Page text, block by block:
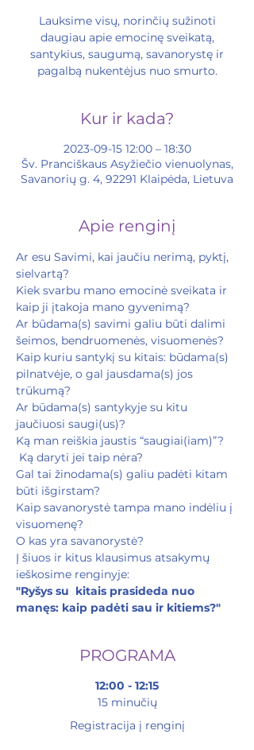
Lauksime visų, norinčių sužinoti
daugiau apie emocinę sveikatą,
santykius, saugumą, savanorystę ir
pagalbą nukentėjus nuo smurto.
Kur ir kada?
2023-09-15 12:00 – 18:30
Šv. Pranciškaus Asyžiečio vienuolynas,
Savanorių g. 4, 92291 Klaipėda, Lietuva
Apie renginį
Ar esu Savimi, kai jaučiu nerimą, pyktį,
sielvartą?
Kiek svarbu mano emocinė sveikata ir
kaip ji įtakoja mano gyvenimą?
Ar būdama(s) savimi galiu būti dalimi
šeimos, bendruomenės, visuomenės?
Kaip kuriu santykį su kitais: būdama(s)
pilnatvėje, o gal jausdama(s) jos
trūkumą?
Ar būdama(s) santykyje su kitu
jaučiuosi saugi(us)?
Ką man reiškia jaustis “saugiai(iam)”?
Ką daryti jei taip nėra?
Gal tai žinodama(s) galiu padėti kitam
būti išgirstam?
Kaip savanorystė tampa mano indėliu į
visuomenę?
O kas yra savanorystė?
Į šiuos ir kitus klausimus atsakymų
ieškosime renginyje:
"Ryšys su  kitais prasideda nuo
manęs: kaip padėti sau ir kitiems?"
PROGRAMA
12:00 - 12:15
15 minučių
Registracija į renginį